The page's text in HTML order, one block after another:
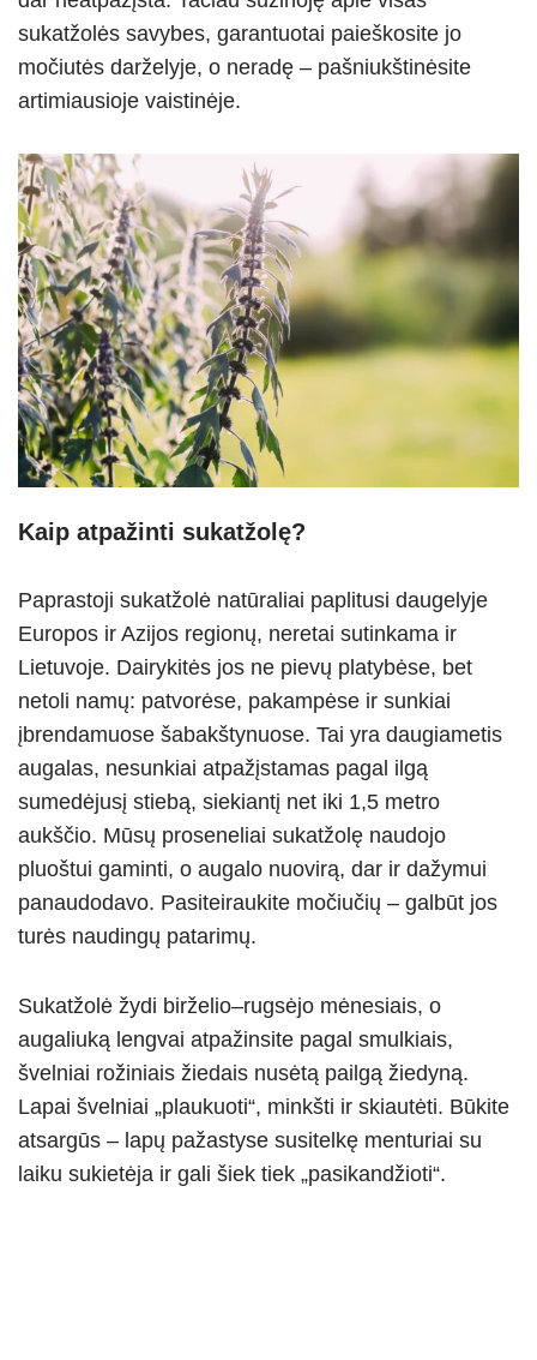
sukatžolės savybes, garantuotai paieškosite jo
močiutės darželyje, o neradę – pašniukštinėsite
artimiausioje vaistinėje.
Kaip atpažinti sukatžolę?
Paprastoji sukatžolė natūraliai paplitusi daugelyje
Europos ir Azijos regionų, neretai sutinkama ir
Lietuvoje. Dairykitės jos ne pievų platybėse, bet
netoli namų: patvorėse, pakampėse ir sunkiai
įbrendamuose šabakštynuose. Tai yra daugiametis
augalas, nesunkiai atpažįstamas pagal ilgą
sumedėjusį stiebą, siekiantį net iki 1,5 metro
aukščio. Mūsų proseneliai sukatžolę naudojo
pluoštui gaminti, o augalo nuovirą, dar ir dažymui
panaudodavo. Pasiteiraukite močiučių – galbūt jos
turės naudingų patarimų.
Sukatžolė žydi birželio–rugsėjo mėnesiais, o
augaliuką lengvai atpažinsite pagal smulkiais,
švelniai rožiniais žiedais nusėtą pailgą žiedyną.
Lapai švelniai „plaukuoti“, minkšti ir skiautėti. Būkite
atsargūs – lapų pažastyse susitelkę menturiai su
laiku sukietėja ir gali šiek tiek „pasikandžioti“.